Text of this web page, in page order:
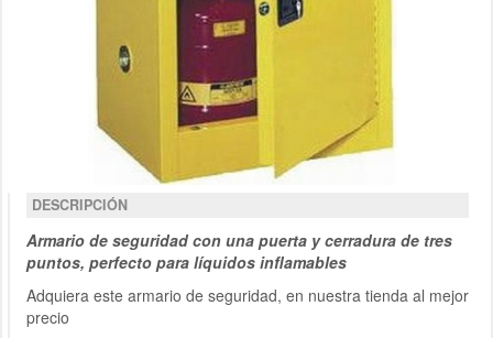
DESCRIPCIÓN
Armario de seguridad con una puerta y cerradura de tres
puntos, perfecto para líquidos inflamables
Adquiera este armario de seguridad, en nuestra tienda al mejor
precio